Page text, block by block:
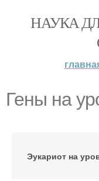
НАУКА
Гены на
Эукариот на